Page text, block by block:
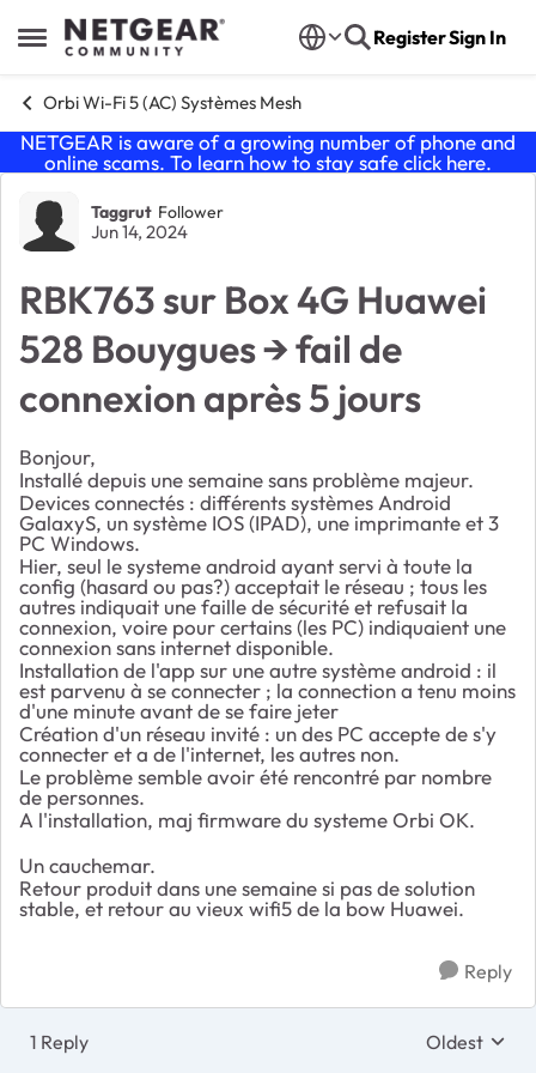
Open Side Menu
Skip to content RegisterSign In
Orbi Wi-Fi 5 (AC) Systèmes Mesh
NETGEAR is aware of a growing number of phone and
online scams. To learn how to stay safe click here.
Forum Discussion
Taggrut Follower
Jun 14, 2024
RBK763 sur Box 4G Huawei
528 Bouygues → fail de
connexion après 5 jours
Bonjour,
Installé depuis une semaine sans problème majeur.
Devices connectés : différents systèmes Android
GalaxyS, un système IOS (IPAD), une imprimante et 3
PC Windows.
Hier, seul le systeme android ayant servi à toute la
config (hasard ou pas?) acceptait le réseau ; tous les
autres indiquait une faille de sécurité et refusait la
connexion, voire pour certains (les PC) indiquaient une
connexion sans internet disponible.
Installation de l'app sur une autre système android : il
est parvenu à se connecter ; la connection a tenu moins
d'une minute avant de se faire jeter
Création d'un réseau invité : un des PC accepte de s'y
connecter et a de l'internet, les autres non.
Le problème semble avoir été rencontré par nombre
de personnes.
A l'installation, maj firmware du systeme Orbi OK.
Un cauchemar.
Retour produit dans une semaine si pas de solution
stable, et retour au vieux wifi5 de la bow Huawei.
Reply
1 Reply Replies
Oldest